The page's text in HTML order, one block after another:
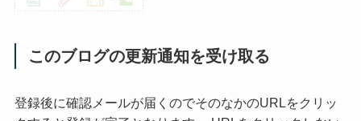
このブログの更新通知を受け取る
登録後に確認メールが届くのでそのなかのURLをクリッ